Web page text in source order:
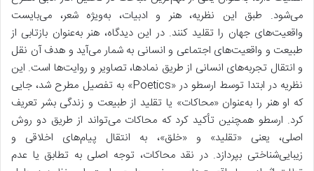
می‌شود. طبق این نظریه، هنر و ادبیات، به‌ویژه شعر، می‌بایست
واقعیت‌های جهان را تقلید کنند. در این دیدگاه، هنر به‌عنوان بازتابی از
طبیعت و واقعیت‌های اجتماعی و انسانی به شمار می‌آید و هدف آن نقل
و انتقال تجربه‌های انسانی از طریق نمادها، تصاویر و روایت‌ها است. این
نظریه در ابتدا توسط ارسطو در «Poetics» به تفصیل مطرح شد، جایی
که او هنر را به‌عنوان «محاکات» یا تقلید از طبیعت و زندگی بشر تعریف
کرد. ارسطو همچنین تأکید کرد که محاکات می‌تواند از طریق دو روش
اصلی، یعنی «تقلید» و «خلق»، به انتقال پیام‌های اخلاقی و
زیبایی‌شناختی بپردازد. در نقد محاکات، توجه اصلی به تطابق یا عدم